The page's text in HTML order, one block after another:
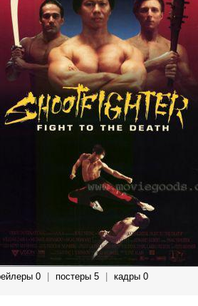
0 постеры 5 кадры 0